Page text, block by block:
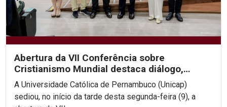
Abertura da VII Conferência sobre
Cristianismo Mundial destaca diálogo,
diversidade religiosa e...
A Universidade Católica de Pernambuco (Unicap)
sediou, no início da tarde desta segunda-feira (9), a